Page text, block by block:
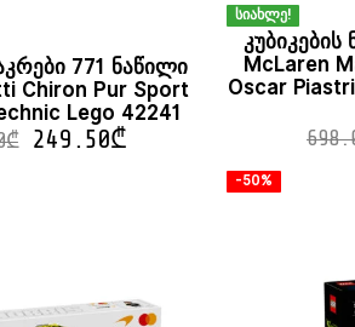
771 ნაწილი
Chiron Pur Sport
Lego 42241
₾ 249.50₾
სიახლე!
McLaren
Oscar
-50%